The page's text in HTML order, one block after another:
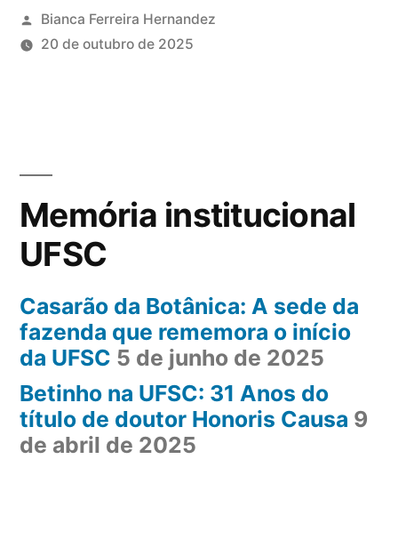
Publicado
por
Bianca Ferreira Hernandez
20 de outubro de 2025
Memória institucional
UFSC
Casarão da Botânica: A sede da
fazenda que rememora o início
da UFSC 5 de junho de 2025
Betinho na UFSC: 31 Anos do
título de doutor Honoris Causa 9
de abril de 2025